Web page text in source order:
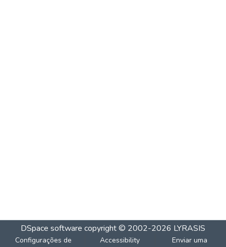
DSpace software copyright © 2002-2026 LYRASIS
Configurações de
Accessibility
Enviar uma